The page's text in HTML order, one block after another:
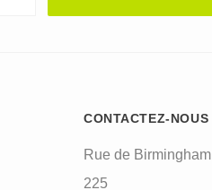
CONTACTEZ-NOUS
Rue de Birmingham
225